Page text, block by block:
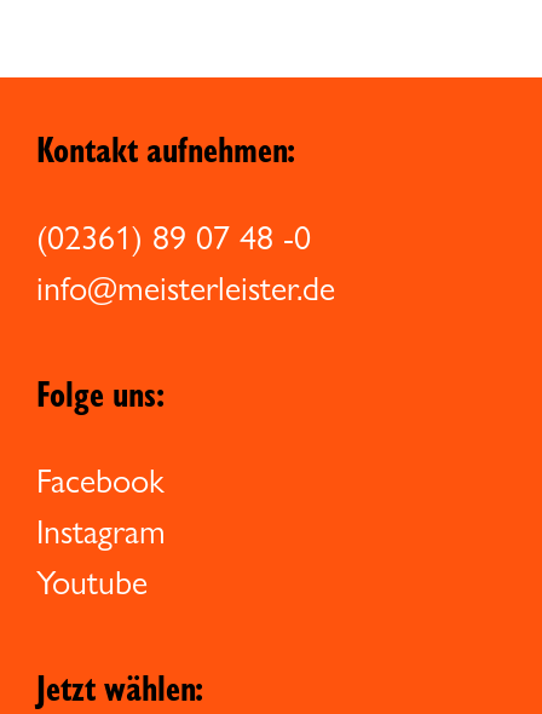
Kontakt aufnehmen:
(02361) 89 07 48 -0
info@meisterleister.de
Folge uns:
Facebook
Instagram
Youtube
Jetzt wählen: